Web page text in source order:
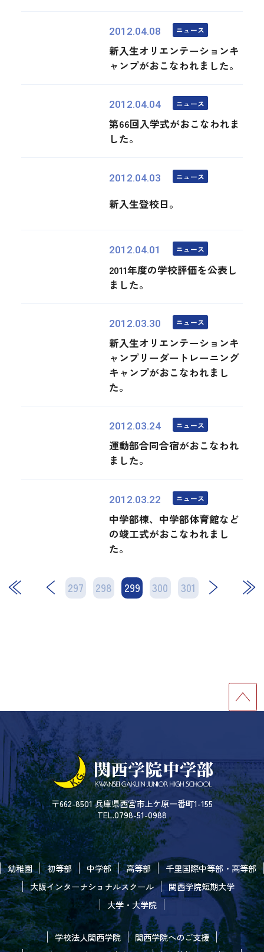
2012.04.08 ニュース
新入生オリエンテーションキ
ャンプがおこなわれました。
2012.04.04 ニュース
第66回入学式がおこなわれま
した。
2012.04.03 ニュース
新入生登校日。
2012.04.01 ニュース
2011年度の学校評価を公表し
ました。
2012.03.30 ニュース
新入生オリエンテーションキ
ャンプリーダートレーニング
キャンプがおこなわれまし
た。
2012.03.24 ニュース
運動部合同合宿がおこなわれ
ました。
2012.03.22 ニュース
中学部棟、中学部体育館など
の竣工式がおこなわれまし
た。
297 298 299 300 301
次 最後
〒662-8501 兵庫県西宮市上ケ原一番町1-155
TEL.0798-51-0988
幼稚園 初等部 中学部 高等部
千里国際中等部・高等部
大阪インターナショナルスクール
関西学院短期大学
大学・大学院
学校法人関西学院
関西学院へのご支援